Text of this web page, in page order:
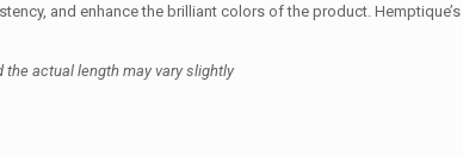
and enhance the brilliant colors of the product.
the actual length may vary slightly